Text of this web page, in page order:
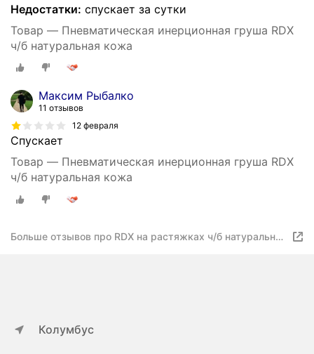
Недостатки: спускает за сутки
Товар — Пневматическая инерционная груша RDX
ч/б натуральная кожа
Максим Рыбалко
11 отзывов
12 февраля
Спускает
Товар — Пневматическая инерционная груша RDX
ч/б натуральная кожа
Больше отзывов про RDX на растяжках ч/б натуральная
Колумбус